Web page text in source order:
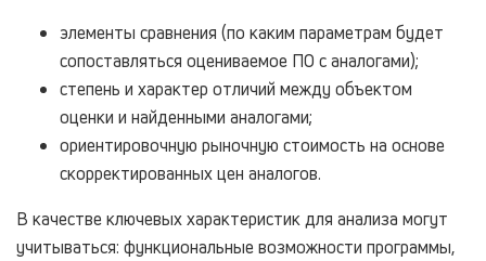
элементы сравнения (по каким параметрам будет
сопоставляться оцениваемое ПО с аналогами);
степень и характер отличий между объектом
оценки и найденными аналогами;
ориентировочную рыночную стоимость на основе
скорректированных цен аналогов.
В качестве ключевых характеристик для анализа могут
учитываться: функциональные возможности программы,